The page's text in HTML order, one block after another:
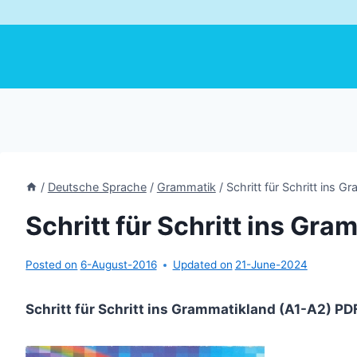
/ Deutsche Sprache / Grammatik / Schritt für Schritt ins
Schritt für Schritt ins
Posted on 6-August-2016 Updated on 21-June-2024
Schritt für Schritt ins Grammatikland (A1-A2)